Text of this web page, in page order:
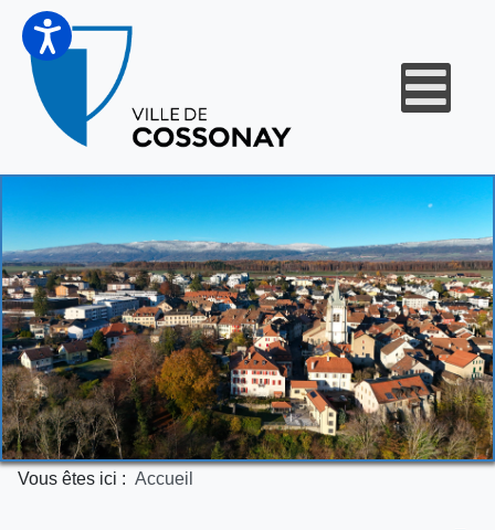
Vous êtes ici : Accueil